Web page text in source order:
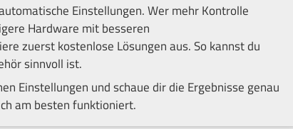
Einstellungen. Wer mehr Kontrolle
Hardware mit besseren
zuerst kostenlose Lösungen aus. So kannst du
sinnvoll ist.
Einstellungen und schaue dir die Ergebnisse genau
am besten funktioniert.